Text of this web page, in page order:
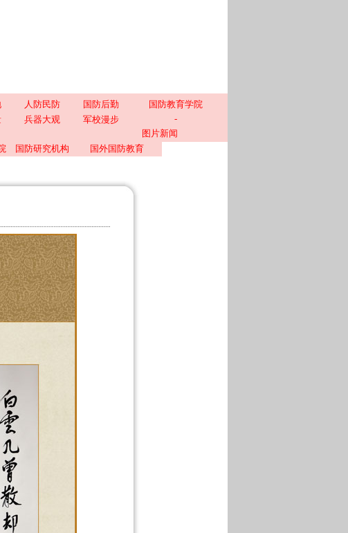
人防民防 国防后勤
国防教育学院
兵器大观 军校漫步
-
图片新闻
国防研究机构 国外国防教育